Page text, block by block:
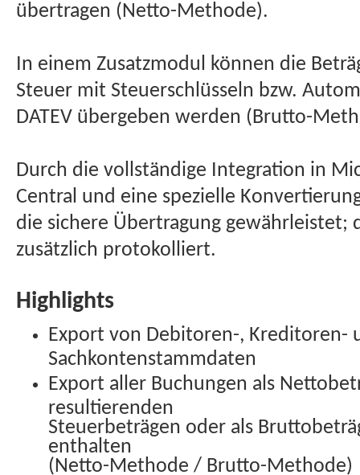
übertragen (Netto-Methode).
In einem Zusatzmodul können die
Steuer mit Steuerschlüsseln bzw.
DATEV übergeben werden (Brutto-
Durch die vollständige Integration in
Central und eine spezielle
die sichere Übertragung gewährleistet;
zusätzlich protokolliert.
Highlights
Export von Debitoren-, Kreditoren-
Sachkontenstammdaten
Export aller Buchungen als
resultierenden
Steuerbeträgen oder als
enthalten
(Netto-Methode / Brutto-Methode)